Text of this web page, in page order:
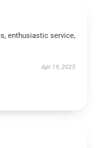
enthusiastic service,
Apr 19, 2025